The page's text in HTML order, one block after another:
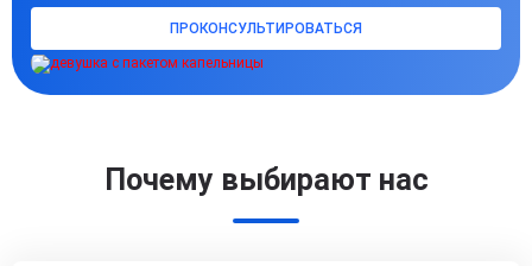
ПРОКОНСУЛЬТИРОВАТЬСЯ
Почему выбирают нас